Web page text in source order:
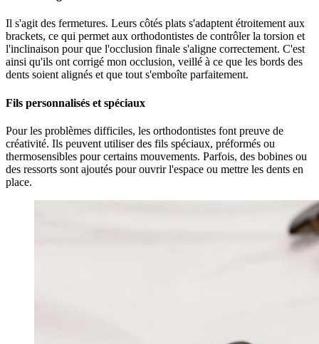
Il s'agit des fermetures. Leurs côtés plats s'adaptent étroitement aux
brackets, ce qui permet aux orthodontistes de contrôler la torsion et
l'inclinaison pour que l'occlusion finale s'aligne correctement. C'est
ainsi qu'ils ont corrigé mon occlusion, veillé à ce que les bords des
dents soient alignés et que tout s'emboîte parfaitement.
Fils personnalisés et spéciaux
Pour les problèmes difficiles, les orthodontistes font preuve de
créativité. Ils peuvent utiliser des fils spéciaux, préformés ou
thermosensibles pour certains mouvements. Parfois, des bobines ou
des ressorts sont ajoutés pour ouvrir l'espace ou mettre les dents en
place.